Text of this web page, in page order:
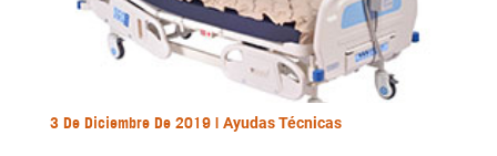
3 De Diciembre De 2019 | Ayudas Técnicas